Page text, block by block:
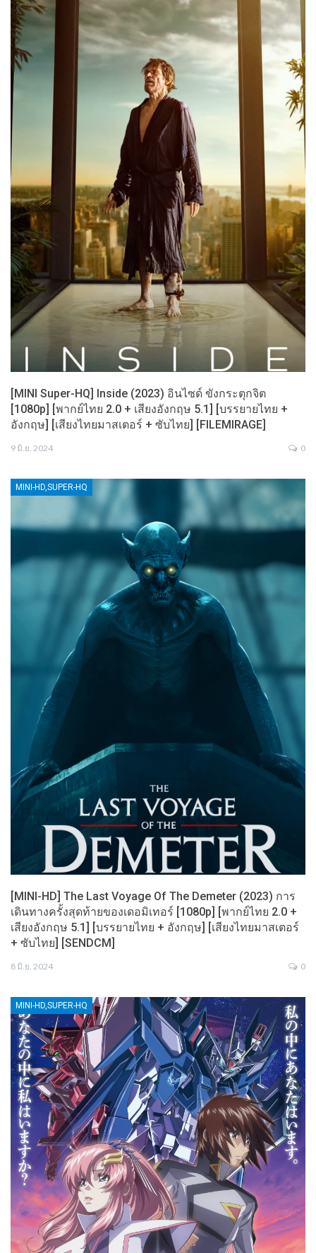
[MINI Super-HQ] Inside (2023) อินไซด์ ขังกระตุกจิต
[1080p] [พากย์ไทย 2.0 + เสียงอังกฤษ 5.1] [บรรยายไทย +
อังกฤษ] [เสียงไทยมาสเตอร์ + ซับไทย] [FILEMIRAGE]
9 มิ.ย. 2024 0
MINI-HD,SUPER-HQ
[MINI-HD] The Last Voyage Of The Demeter (2023) การ
เดินทางครั้งสุดท้ายของเดอมิเทอร์ [1080p] [พากย์ไทย 2.0 +
เสียงอังกฤษ 5.1] [บรรยายไทย + อังกฤษ] [เสียงไทยมาสเตอร์
+ ซับไทย] [SENDCM]
8 มิ.ย. 2024 0
MINI-HD,SUPER-HQ